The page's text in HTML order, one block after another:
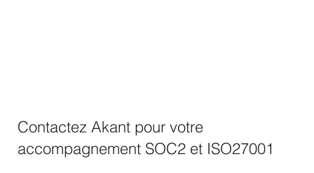
Contactez Akant pour votre
accompagnement SOC2 et ISO27001